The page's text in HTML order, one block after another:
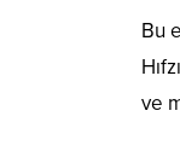
Bu
ve